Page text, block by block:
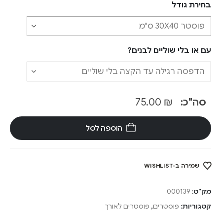
בחירת גודל
עם או בלי שוליים לבנים?
סה"כ: ₪
הוספה לסל
שמירה ב-WISHLIST
מק"ט: 000139
קטגוריות: פוסטרים, פוסטרים לאורך